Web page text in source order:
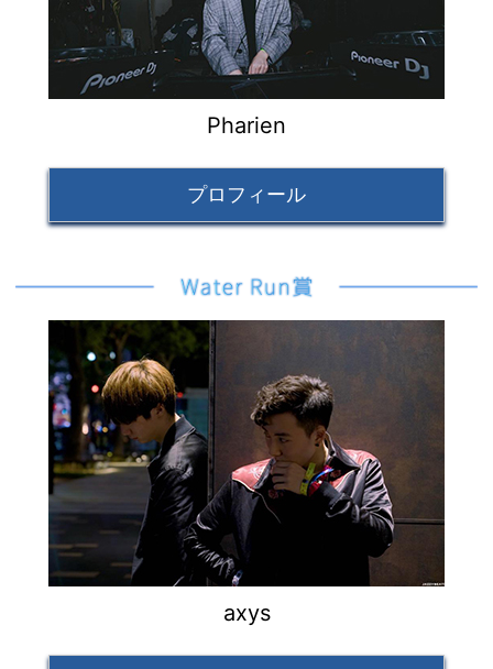
Pharien
プロフィール
axys